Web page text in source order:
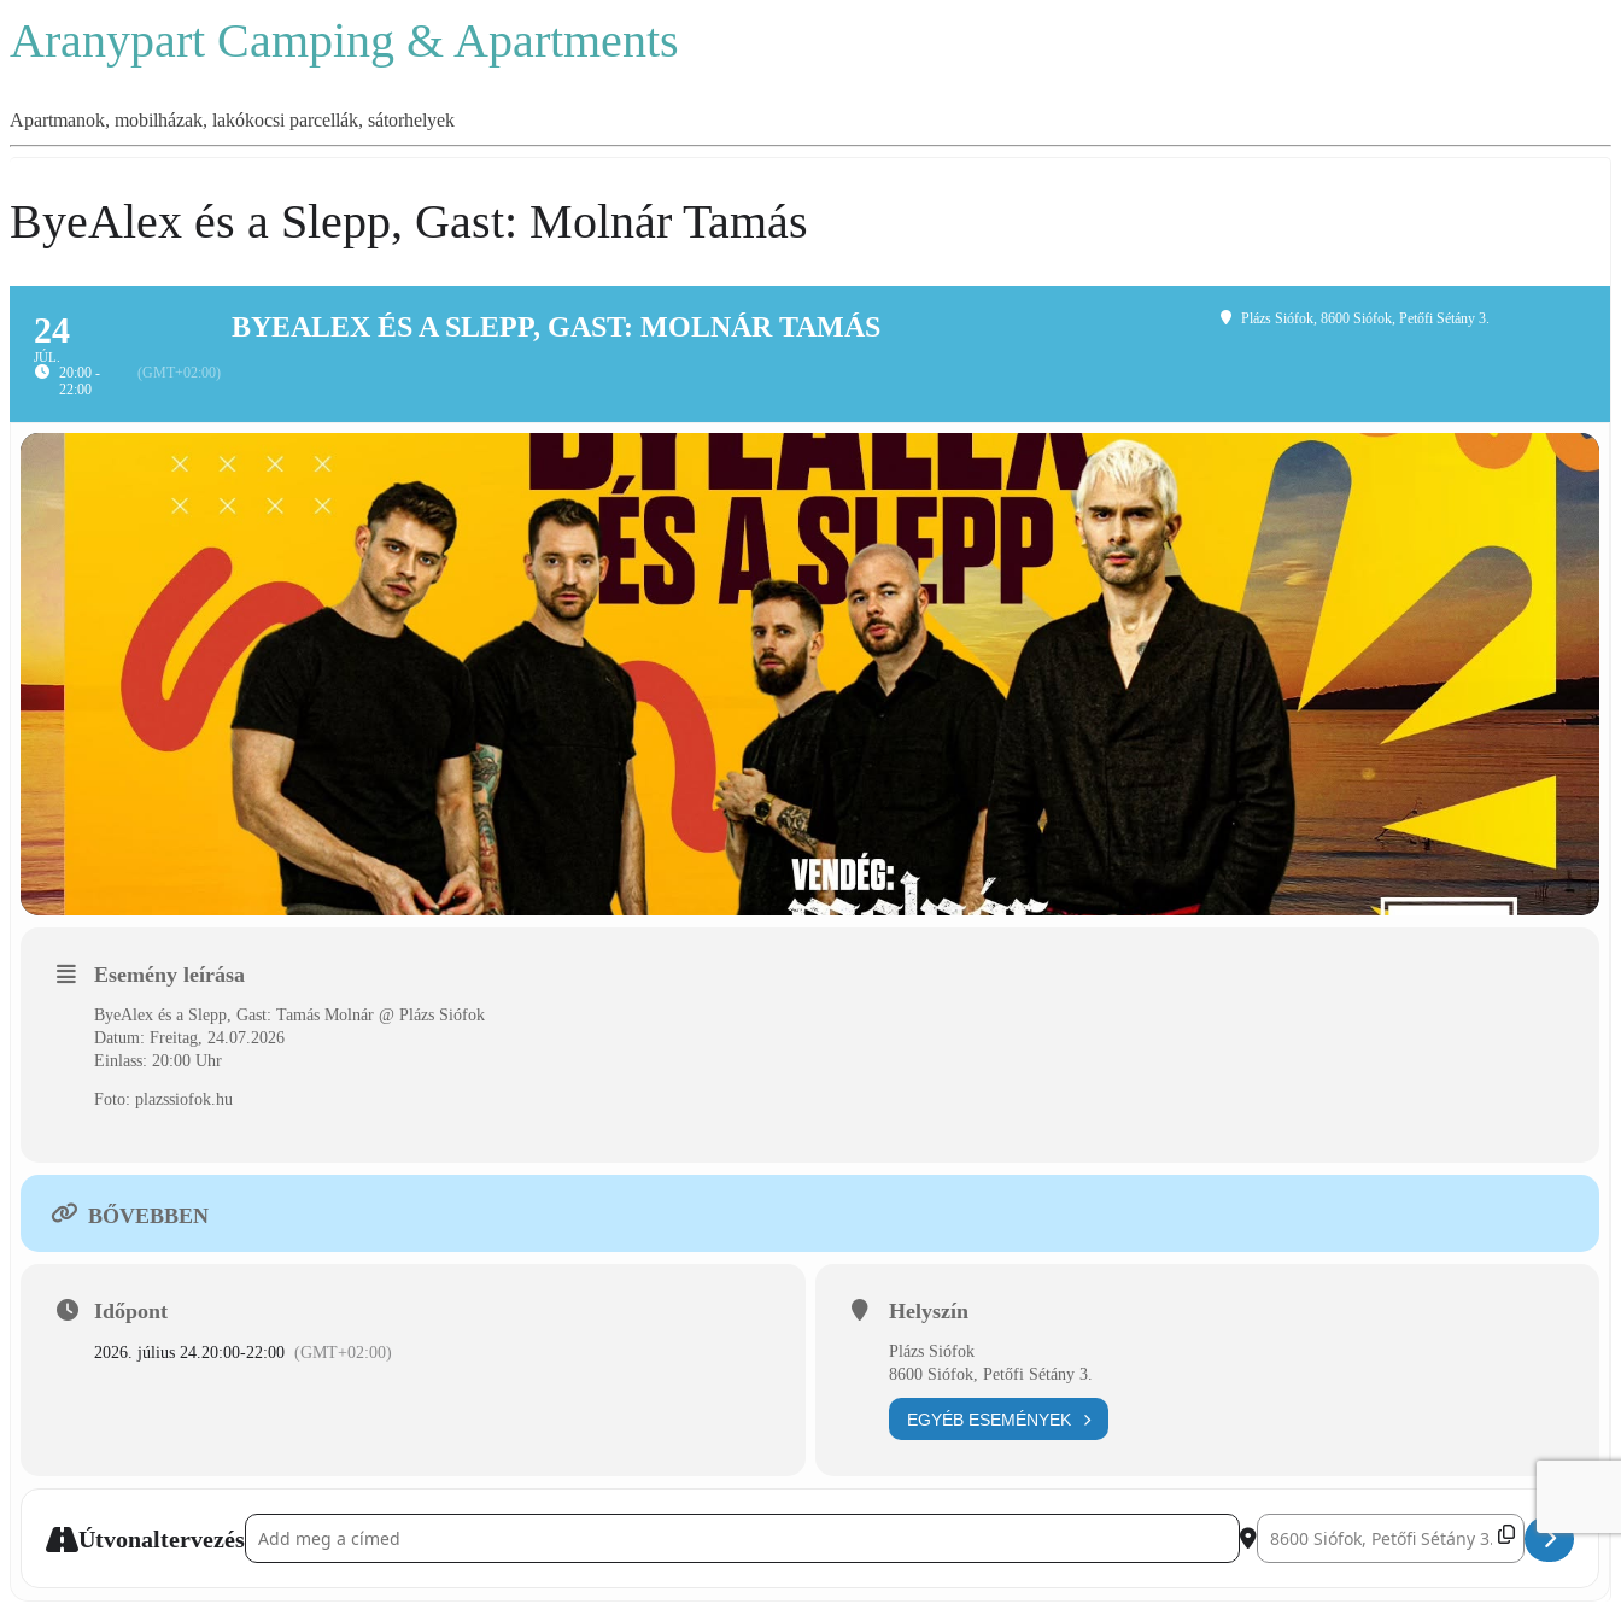
Aranypart Camping & Apartments
Apartmanok, mobilházak, lakókocsi parcellák, sátorhelyek
ByeAlex és a Slepp, Gast: Molnár Tamás
24
JÚL.
20:00 -
22:00
(GMT+02:00)
BYEALEX ÉS A SLEPP, GAST: MOLNÁR TAMÁS Plázs Siófok, 8600 Siófok, Petőfi Sétány 3.
Esemény leírása
ByeAlex és a Slepp, Gast: Tamás Molnár @ Plázs Siófok
Datum: Freitag, 24.07.2026
Einlass: 20:00 Uhr
Foto: plazssiofok.hu
BŐVEBBEN
Időpont
2026. július 24.20:00-22:00 (GMT+02:00)
Helyszín
Plázs Siófok
8600 Siófok, Petőfi Sétány 3.
EGYÉB ESEMÉNYEK
ÚtvonaltervezésAddress - ByeAlex és a Slepp, Gast: Molnár Tamás [] Destination Address - ByeAlex és a Slepp, Gast: